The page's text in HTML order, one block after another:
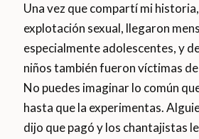
Una vez que compartí mi
explotación sexual, llegaron
especialmente adolescentes, y
niños también fueron víctimas
No puedes imaginar lo común
hasta que la experimentas.
dijo que pagó y los chantajistas